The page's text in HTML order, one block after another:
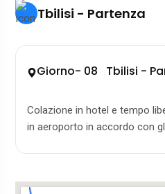
Tbilisi - Partenza
Giorno- 08 Tbilisi -
Colazione in hotel e tempo
in aeroporto in accordo con